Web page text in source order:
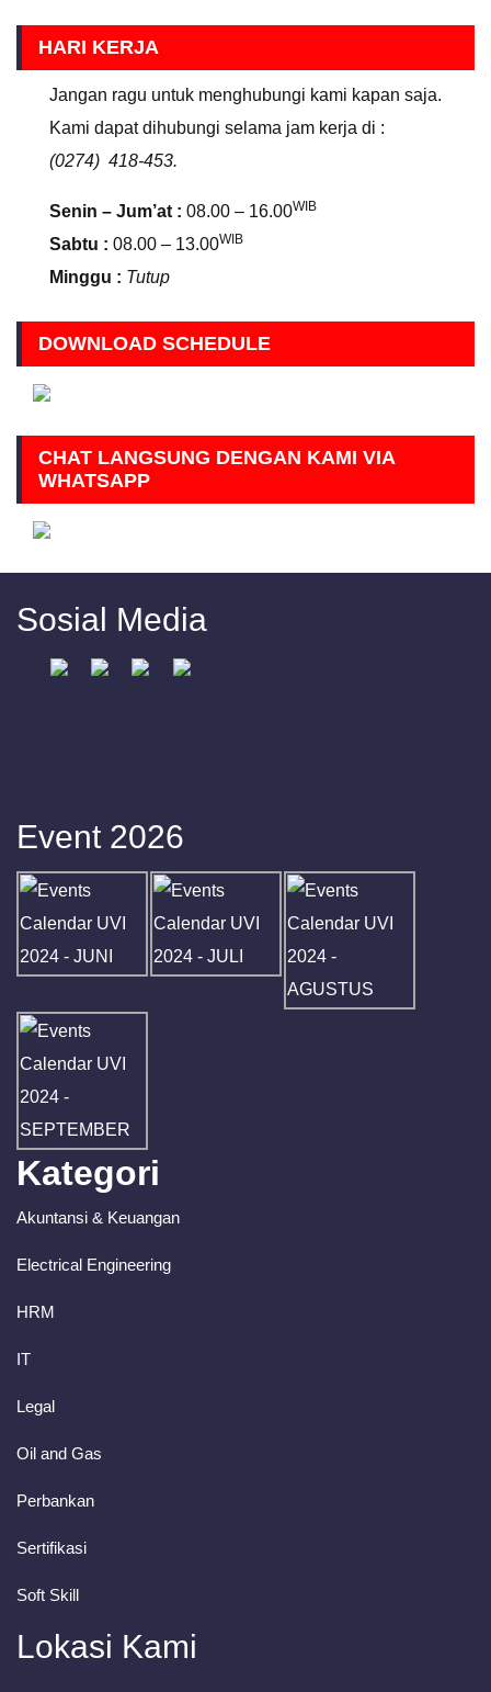
HARI KERJA
Jangan ragu untuk menghubungi kami kapan saja.
Kami dapat dihubungi selama jam kerja di :
(0274) 418-453.
Senin – Jum’at : 08.00 – 16.00WIB
Sabtu : 08.00 – 13.00WIB
Minggu : Tutup
DOWNLOAD SCHEDULE
CHAT LANGSUNG DENGAN KAMI VIA
WHATSAPP
Sosial Media
Event 2026
Kategori
Akuntansi & Keuangan
Electrical Engineering
HRM
IT
Legal
Oil and Gas
Perbankan
Sertifikasi
Soft Skill
Lokasi Kami